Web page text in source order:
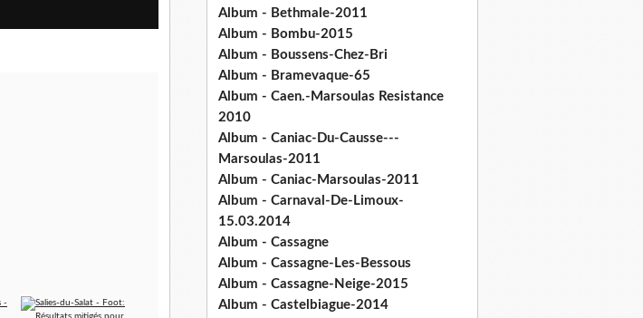
Album - Bethmale-2011
Album - Bombu-2015
Album - Boussens-Chez-Bri
Album - Bramevaque-65
Album - Caen.-Marsoulas Resistance
2010
Album - Caniac-Du-Causse---
Marsoulas-2011
Album - Caniac-Marsoulas-2011
Album - Carnaval-De-Limoux-
15.03.2014
Album - Cassagne
Album - Cassagne-Les-Bessous
Album - Cassagne-Neige-2015
Album - Castelbiague-2014